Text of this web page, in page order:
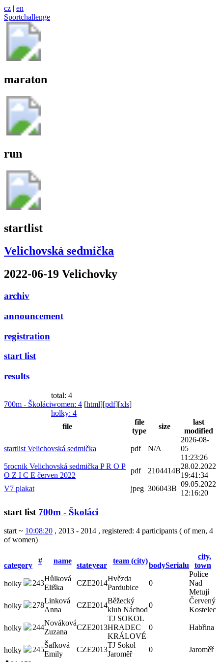
cz | en
Sportchallenge
maraton
run
startlist
Velichovská sedmička
2022-06-19 Velichovky
archiv
announcement
registration
start list
results
700m - Školáci
total: 4
women: 4
holky: 4
[html][pdf][xls]
file
file
type
size
last
modified
startlist Velichovská sedmička pdf N/A
2026-08-
05
11:23:26
5rocnik Velichovská sedmička P R O P
O Z I C E červen 2022
pdf 2104414B
28.02.2022
19:41:34
V7 plakat
jpeg 306043B
09.05.2022
12:16:20
start list 700m - Školáci
start ~ 10:08:20 , 2013 - 2014 , registered: 4 participants ( of men, 4
of women)
category
# name
stateyear
team (city)
bodySerialu
city,
town
holky 243
Hůlková
Eliška
CZE2014
Hvězda
Pardubice
0
Police
Nad
Metují
holky
278
Linková
Anna
CZE2014
Běžecký
klub Náchod
0
Červený
Kostelec
holky 244
Nováková
Zuzana
CZE2013
TJ SOKOL
HRADEC
KRÁLOVÉ
0 Habřina
holky 245
Šafková
Emily
CZE2013
TJ Sokol
Jaroměř
0
Jaroměř